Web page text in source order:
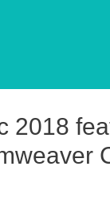
2018